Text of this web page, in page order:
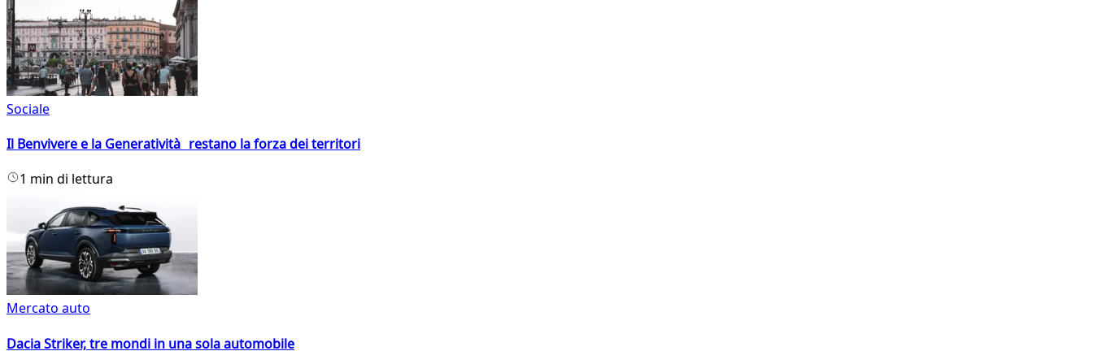
Sociale
Il Benvivere e la Generatività restano la forza dei territori
1 min di lettura
Mercato auto
Dacia Striker, tre mondi in una sola automobile